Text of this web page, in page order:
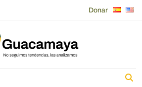
Donar